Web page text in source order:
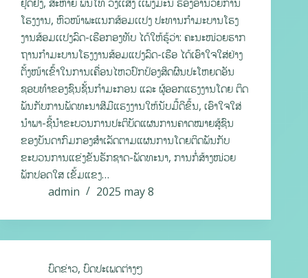
ໂຮງງານ, ຫົວໜ້າພະແນກສ້ອມເເປງ ປະທານກໍາມະບານໂຮງ
ງານສ້ອມເເປງລົດ-ເຮືອກອງທັບ ໄດ້ໃຫ້ຮູ້ວ່າ: ຄະນະໜ່ວຍຮາກ
ຖານກໍາມະບານໂຮງງານສ້ອມແປງລົດ-ເຮືອ ໄດ້ເອົາໃຈໃສ່ຢ່າງ
ຕັ້ງໜ້າເຂົ້າໃນການເຄື່ອນໄຫວປົກປ້ອງສິດຜົນປະໂຫຍດອັນ
ຊອບທຳຂອງຊົນຊັ້ນກຳມະກອນ ແລະ ຜູ້ອອກແຮງງານໂດຍ ຕິດ
ພັນກັບການພັດທະນາສີມືແຮງງານໃຫ້ນັບມື້ດີຂຶ້ນ, ເອົາໃຈໃສ່
ນໍາພາ-ຊີ້ນໍາຂະບວນການປະຕິບັດແຜນການຄາດໝາຍສູ້ຊົນ
ຂອງບັນດາກົມກອງສໍາເລັດຕາມແຜນການໂດຍຕິດພັນກັບ
ຂະບວນການແຂ່ງຂັນຮັກຊາດ-ພັດທະນາ, ການກໍ່ສ້າງໜ່ວຍ
ພັກປອດໃສ ເຂັ້ມແຂງ…
admin
2025 may 8
ບົດຂ່າວ, ບົດປະເພດຕ່າງໆ